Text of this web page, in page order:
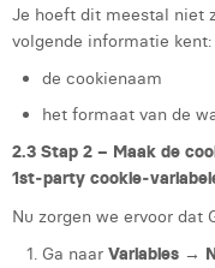
Je hoeft dit meestal niet
volgende informatie kent:
de cookienaam
het formaat van de
2.3 Stap 2 – Maak de
1st‑party
Nu zorgen we ervoor dat
Ga naar Variables →